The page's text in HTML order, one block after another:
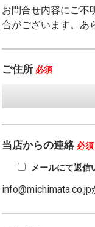
お問合せ内容にご不
合がございます。あ
ご住所 必須
当店からの連絡 必須
メールにて返信